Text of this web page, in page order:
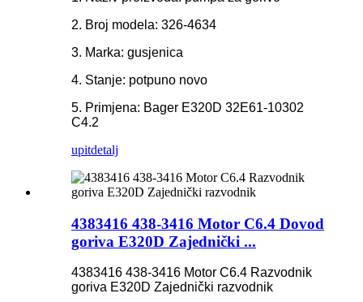
2. Broj modela: 326-4634
3. Marka: gusjenica
4. Stanje: potpuno novo
5. Primjena: Bager E320D 32E61-10302
C4.2
upitdetalj
4383416 438-3416 Motor C6.4 Dovod
goriva E320D Zajednički ...
4383416 438-3416 Motor C6.4 Razvodnik
goriva E320D Zajednički razvodnik